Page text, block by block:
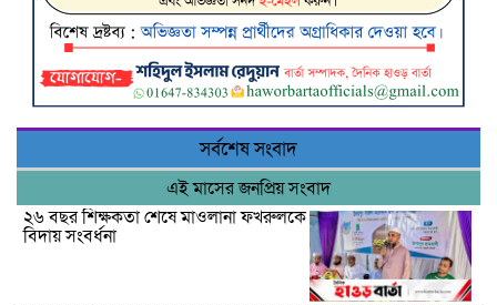
সর্বশেষ সংবাদ
এই মাসের জনপ্রিয় সংবাদ
২৬ বছর শিক্ষকতা শেষে মাওলানা ফখরুলকে
বিদায় সংবর্ধনা